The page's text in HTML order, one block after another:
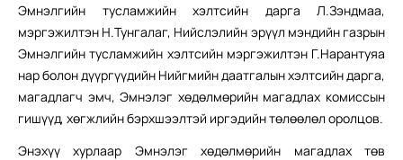
Эмнэлгийн тусламжийн хэлтсийн дарга Л.Зэндмаа,
мэргэжилтэн Н.Тунгалаг, Нийслэлийн эрүүл мэндийн газрын
Эмнэлгийн тусламжийн хэлтсийн мэргэжилтэн Г.Нарантуяа
нар болон дүүргүүдийн Нийгмийн даатгалын хэлтсийн дарга,
магадлагч эмч, Эмнэлэг хөдөлмөрийн магадлах комиссын
гишүүд, хөгжлийн бэрхшээлтэй иргэдийн төлөөлөл оролцов.
Энэхүү хурлаар Эмнэлэг хөдөлмөрийн магадлах төв